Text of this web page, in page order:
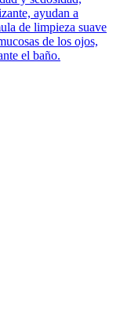
ayudan a
de limpieza suave
de los ojos,
el baño.